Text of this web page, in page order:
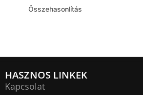
Összehasonlítás
HASZNOS LINKEK
Kapcsolat